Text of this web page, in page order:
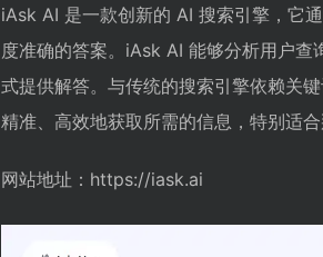
iAsk AI 是一款创新的 AI 搜索引擎，它
度准确的答案。iAsk AI 能够分析用户
式提供解答。与传统的搜索引擎依赖关
精准、高效地获取所需的信息，特别适
网站地址：https://iask.ai